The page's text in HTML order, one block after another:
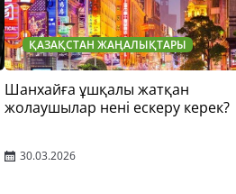
ҚАЗАҚСТАН ЖАҢАЛЫҚТАРЫ
Шанхайға ұшқалы жатқан
жолаушылар нені ескеру керек?
30.03.2026